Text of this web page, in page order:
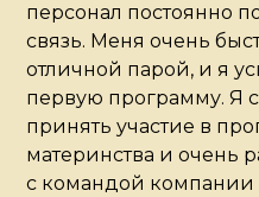
персонал постоянно
связь. Меня очень
отличной парой, и я
первую программу. Я
принять участие в
материнства и очень
с командой